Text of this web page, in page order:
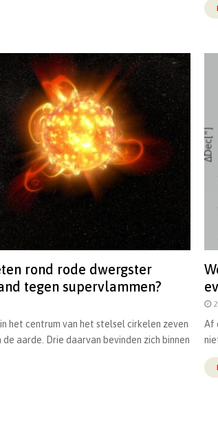
rond rode dwergster
tegen supervlammen?
het centrum van het stelsel cirkelen zeven
aarde. Drie daarvan bevinden zich binnen
Af